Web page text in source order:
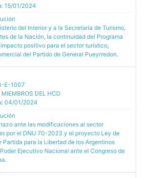
15/01/2024
del Interior y a la Secretaría de Turismo,
de la Nación, la continuidad del Programa
positivo para el sector turístico,
del Partido de General Pueyrredon.
E-1007
MIEMBROS DEL HCD
04/01/2024
ante las modificaciones al sector
por el DNU 70-2023 y el proyecto Ley de
Partida para la Libertad de los Argentinos
Ejecutivo Nacional ante el Congreso de